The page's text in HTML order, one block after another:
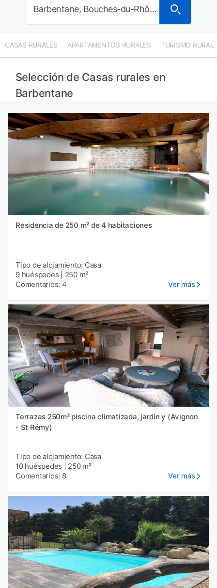
Barbentane, Bouches-du-Rhône, Francia
CASAS RURALES APARTAMENTOS RURALES TURISMO RURAL
Selección de Casas rurales en
Barbentane
Residencia de 250 m² de 4 habitaciones
Tipo de alojamiento: Casa
9 huéspedes
250 m²
Comentarios: 4
Ver más
Terrazas 250m² piscina climatizada, jardín y (Avignon
- St Rémy)
Tipo de alojamiento: Casa
10 huéspedes
250 m²
Comentarios: 8
Ver más